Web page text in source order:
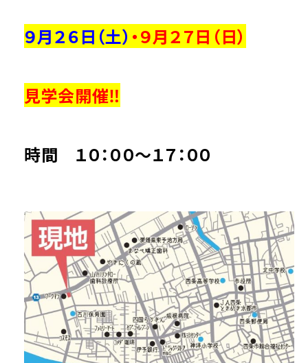
９月２６日（土） ・９月２７日（日）
見学会開催‼
時間 １０：００～１７：００